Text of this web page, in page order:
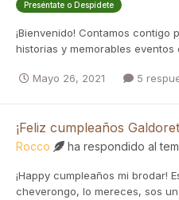
Preséntate o Despídete
¡Bienvenido! Contamos
historias y memorables eventos
Mayo 26, 2021 5
¡Feliz cumpleaños
Rocco ha respondido al
¡Happy cumpleaños mi brodar!
cheverongo, lo mereces, sos